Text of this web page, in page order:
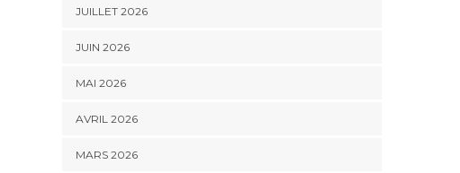
JUILLET 2026
JUIN 2026
MAI 2026
AVRIL 2026
MARS 2026